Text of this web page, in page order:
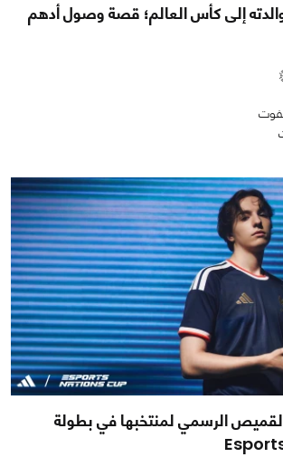
إلى كأس العالم؛ قصة وصول أدهم
الرسمي لمنتخبها في بطولة